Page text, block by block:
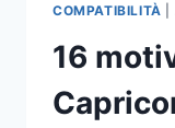
COMPATIBILITÀ
16